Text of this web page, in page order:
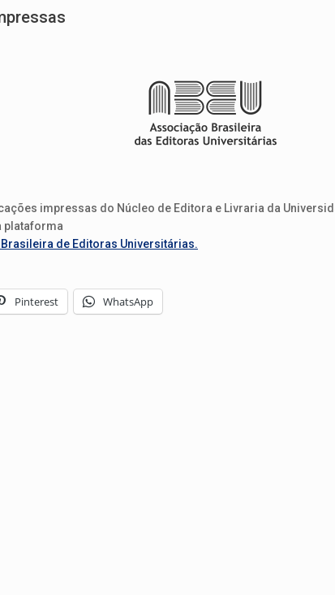
impressas do Núcleo de Editora e Livraria da
plataforma
de Editoras Universitárias.
Pinterest WhatsApp